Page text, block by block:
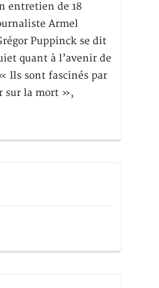
entretien de 18
Armel
Puppinck se dit
quant à l’avenir de
Ils sont fascinés par
sur la mort »,